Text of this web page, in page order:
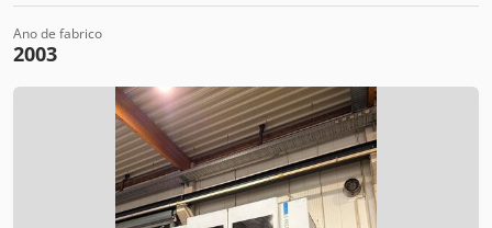
Ano de fabrico
2003